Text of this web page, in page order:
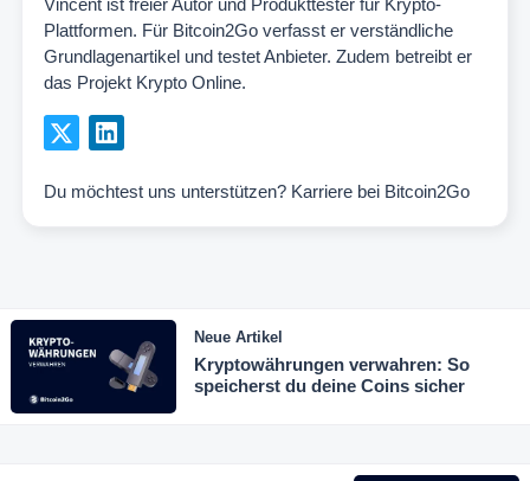
Vincent ist freier Autor und Produkttester für Krypto-
Plattformen. Für Bitcoin2Go verfasst er verständliche
Grundlagenartikel und testet Anbieter. Zudem betreibt er
das Projekt Krypto Online.
Du möchtest uns unterstützen? Karriere bei Bitcoin2Go
Neue Artikel
Kryptowährungen verwahren: So
speicherst du deine Coins sicher